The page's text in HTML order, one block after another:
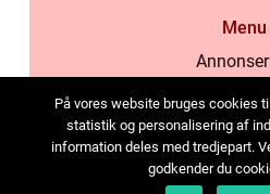
Menu
Kontakta
På vores website bruges cookies
statistik og personalisering af
information deles med tredjepart.
godkender du